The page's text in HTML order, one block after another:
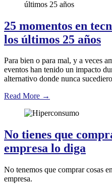
25 momentos en
los últimos 25 años
Para bien o para mal, y a veces
eventos han tenido un impacto
alternativo donde nunca
Read More →
No tienes que
empresa lo diga
No tenemos que comprar cosas
empresa.